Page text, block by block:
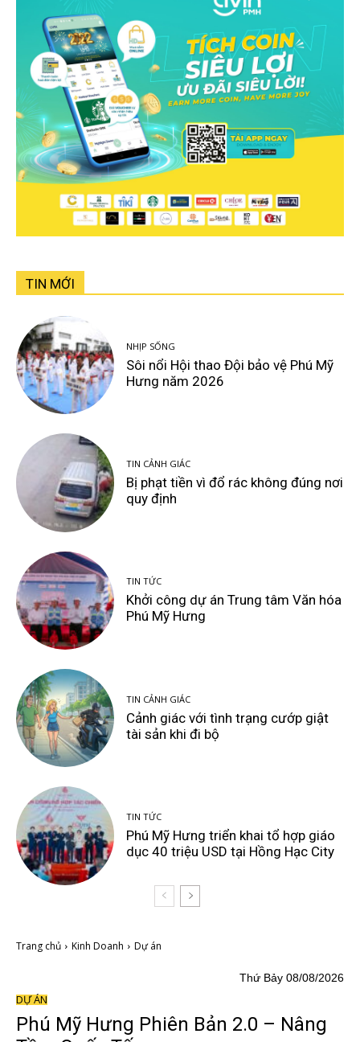
TIN MỚI
NHỊP SỐNG
Sôi nổi Hội thao Đội bảo vệ Phú Mỹ
Hưng năm 2026
TIN CẢNH GIÁC
Bị phạt tiền vì đổ rác không đúng nơi
quy định
TIN TỨC
Khởi công dự án Trung tâm Văn hóa
Phú Mỹ Hưng
TIN CẢNH GIÁC
Cảnh giác với tình trạng cướp giật
tài sản khi đi bộ
TIN TỨC
Phú Mỹ Hưng triển khai tổ hợp giáo
dục 40 triệu USD tại Hồng Hạc City